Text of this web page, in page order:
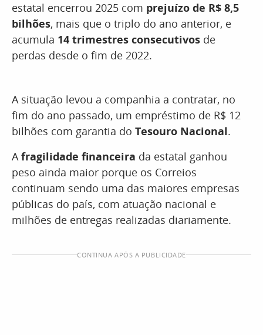
estatal encerrou 2025 com prejuízo de R$ 8,5
bilhões, mais que o triplo do ano anterior, e
acumula 14 trimestres consecutivos de
perdas desde o fim de 2022.
A situação levou a companhia a contratar, no
fim do ano passado, um empréstimo de R$ 12
bilhões com garantia do Tesouro Nacional.
Afragilidade financeira da estatal ganhou
peso ainda maior porque os Correios
continuam sendo uma das maiores empresas
públicas do país, com atuação nacional e
milhões de entregas realizadas diariamente.
CONTINUA APÓS A PUBLICIDADE